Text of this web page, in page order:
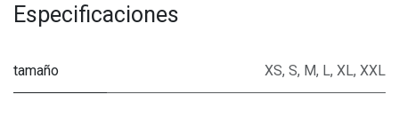
Especificaciones
tamaño XS, S, M, L, XL, XXL